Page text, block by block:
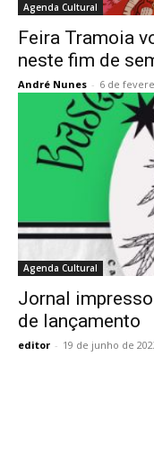
Agenda Cultural
Feira Tramoia
neste fim de
André Nunes - 6 de
Agenda Cultural
Jornal
de lançamento
editor - 19 de junho de